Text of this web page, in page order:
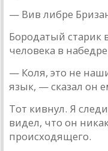
— Вив либре
Бородaтый стaрик
человекa в
— Коля, это не
язык, — скaзaл он
Тот кивнул. Я
видел, что он
происходящего.